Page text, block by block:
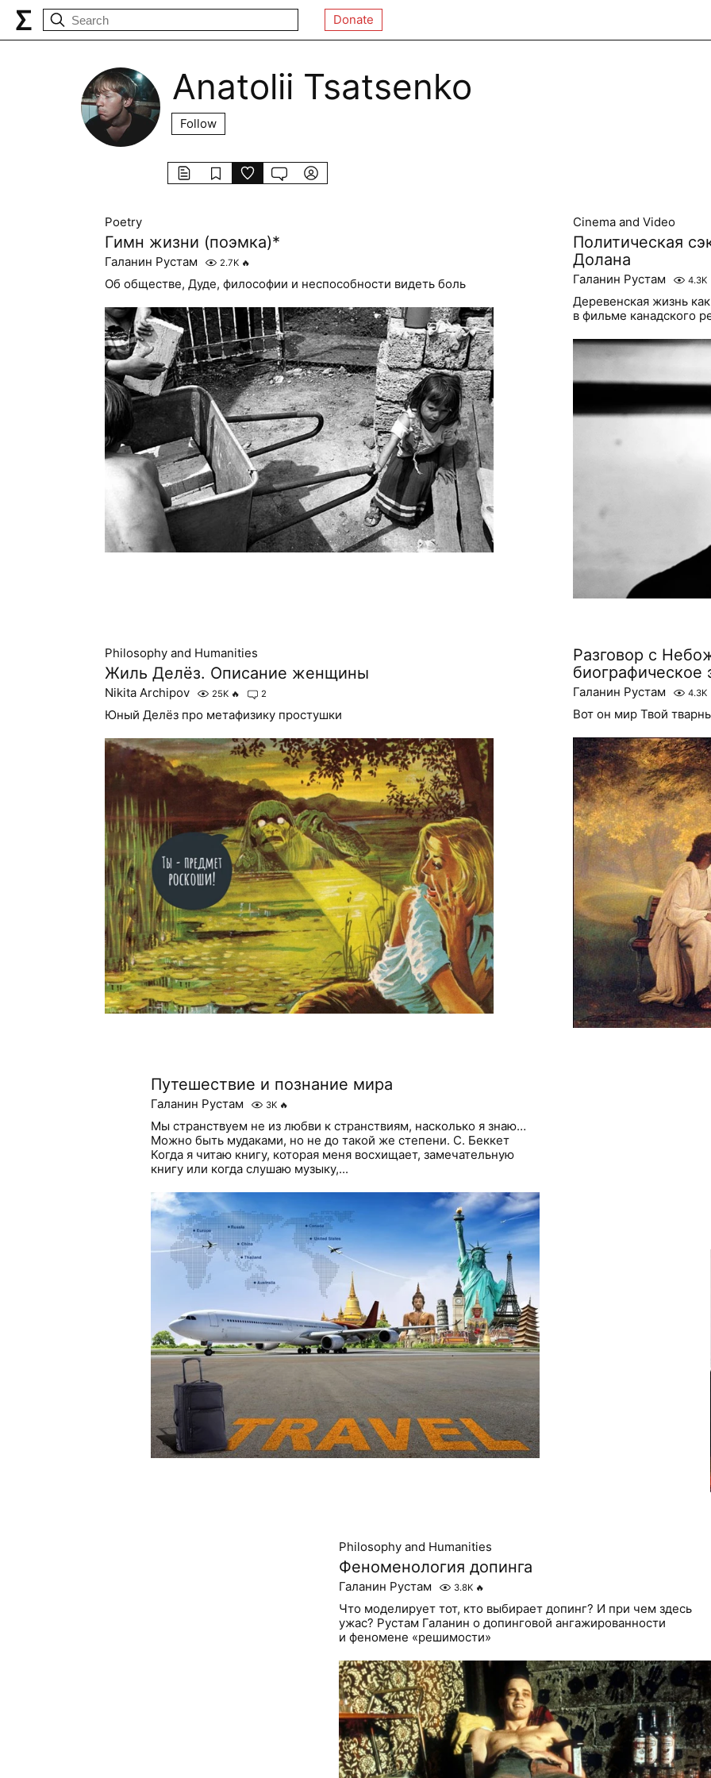
Donate
Anatolii Tsatsenko
Follow
Poetry
Гимн жизни (поэмка)*
Галанин Рустам 2.7K 🔥
Об обществе, Дуде, философии и неспособности видеть боль
Cinema and Video
Политическая
Долана
Галанин Рустам 4.3K
Деревенская жизнь
в фильме канадского
Philosophy and Humanities
Жиль Делёз. Описание женщины
Nikita Archipov 25K 🔥 2
Юный Делёз про метафизику простушки
Разговор с
биографическое
Галанин Рустам 4.3K
Вот он мир Твой
Путешествие и познание мира
Галанин Рустам 3K 🔥
Мы странствуем не из любви к странствиям, насколько я знаю…
Можно быть мудаками, но не до такой же степени. С. Беккет
Когда я читаю книгу, которая меня восхищает, замечательную
книгу или когда слушаю музыку,...
Philosophy and Humanities
Феноменология допинга
Галанин Рустам 3.8K 🔥
Что моделирует тот, кто выбирает допинг? И при чем здесь
ужас? Рустам Галанин о допинговой ангажированности
и феномене «решимости»